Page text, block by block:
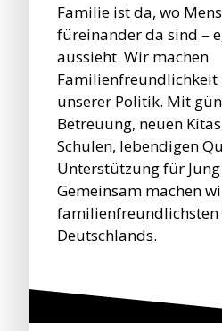
Familie ist da, wo
füreinander da sind –
aussieht. Wir machen
unserer Politik. Mit
Betreuung, neuen
Schulen, lebendigen
Unterstützung für
Gemeinsam machen
familienfreundlichsten
Deutschlands.